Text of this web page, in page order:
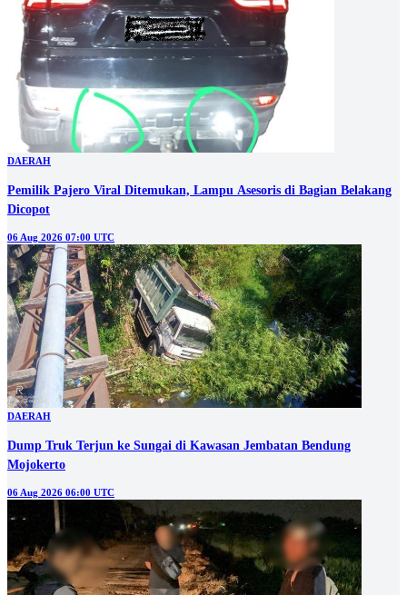
DAERAH
Pemilik Pajero Viral Ditemukan, Lampu Asesoris di Bagian Belakang
Dicopot
06 Aug 2026 07:00 UTC
DAERAH
Dump Truk Terjun ke Sungai di Kawasan Jembatan Bendung
Mojokerto
06 Aug 2026 06:00 UTC